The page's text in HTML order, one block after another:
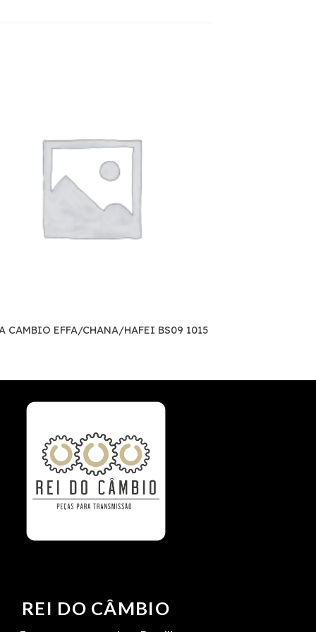
CAMBIO EFFA/CHANA/HAFEI BS09 1015
REI DO CÂMBIO